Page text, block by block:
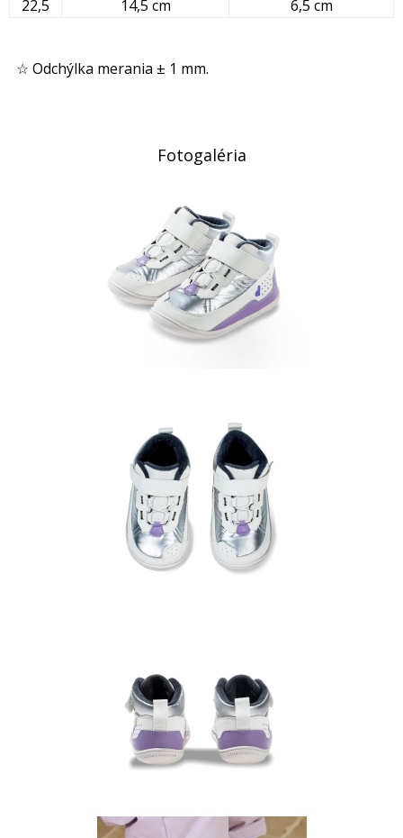
22,5 14,5 cm 6,5 cm
☆ Odchýlka merania ± 1 mm.
Fotogaléria